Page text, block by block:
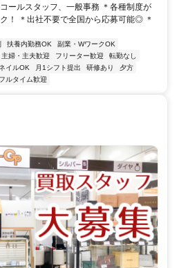
ールスタッフ、一般事務 ＊各種制度が
！ ＊出社不要で全国から応募可能◎ ＊
扶養内勤務OK
副業・WワークOK
主婦・主夫歓迎 フリーター歓迎
転勤なし
イルOK 月1シフト提出 研修あり
夕方
フルタイム歓迎